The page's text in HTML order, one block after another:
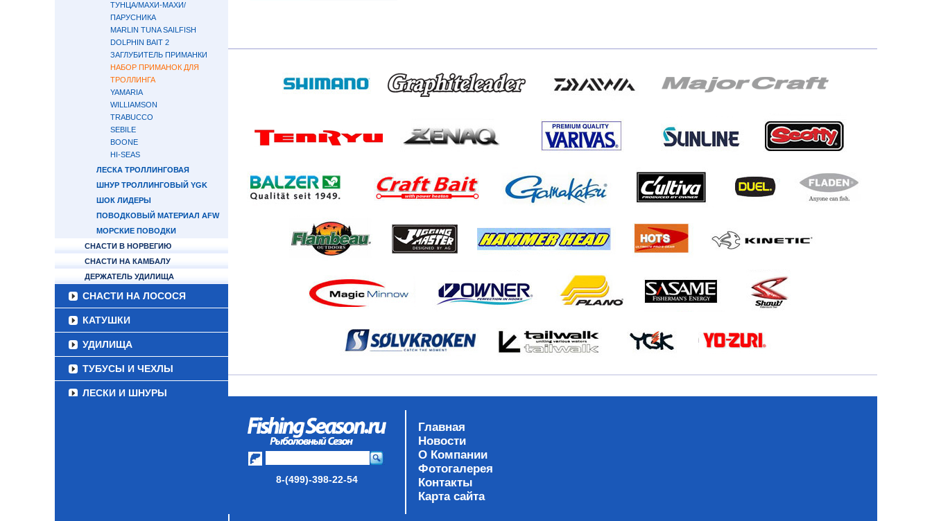
ТУНЦА/МАХИ-МАХИ/
ПАРУСНИКА
MARLIN TUNA SAILFISH
DOLPHIN BAIT 2
ЗАГЛУБИТЕЛЬ ПРИМАНКИ
НАБОР ПРИМАНОК ДЛЯ
ТРОЛЛИНГА
YAMARIA
WILLIAMSON
TRABUCCO
SEBILE
BOONE
HI-SEAS
ЛЕСКА ТРОЛЛИНГОВАЯ
ШНУР ТРОЛЛИНГОВЫЙ YGK
ШОК ЛИДЕРЫ
ПОВОДКОВЫЙ МАТЕРИАЛ AFW
МОРСКИЕ ПОВОДКИ
СНАСТИ В НОРВЕГИЮ
СНАСТИ НА КАМБАЛУ
ДЕРЖАТЕЛЬ УДИЛИЩА
СНАСТИ НА ЛОСОСЯ
КАТУШКИ
УДИЛИЩА
ТУБУСЫ И ЧЕХЛЫ
ЛЕСКИ И ШНУРЫ
8-(499)-398-22-54
Главная
Новости
О Компании
Фотогалерея
Контакты
Карта сайта